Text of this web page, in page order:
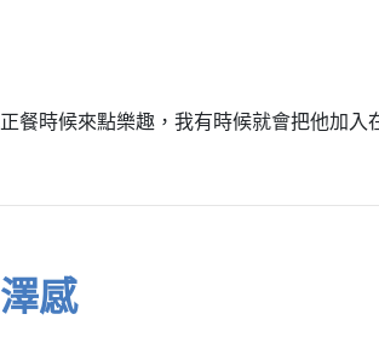
餐時候來點樂趣，我有時候就會把他加入
感